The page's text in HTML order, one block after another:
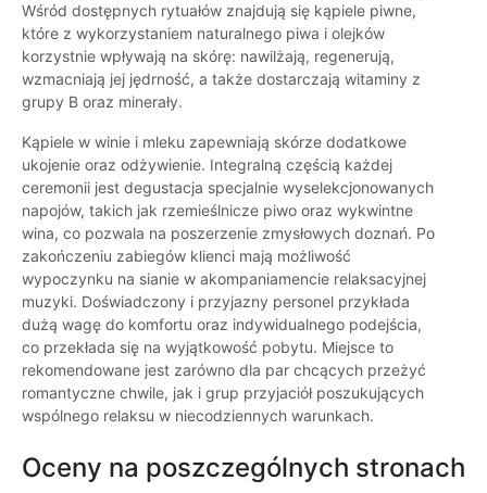
Wśród dostępnych rytuałów znajdują się kąpiele piwne,
które z wykorzystaniem naturalnego piwa i olejków
korzystnie wpływają na skórę: nawilżają, regenerują,
wzmacniają jej jędrność, a także dostarczają witaminy z
grupy B oraz minerały.
Kąpiele w winie i mleku zapewniają skórze dodatkowe
ukojenie oraz odżywienie. Integralną częścią każdej
ceremonii jest degustacja specjalnie wyselekcjonowanych
napojów, takich jak rzemieślnicze piwo oraz wykwintne
wina, co pozwala na poszerzenie zmysłowych doznań. Po
zakończeniu zabiegów klienci mają możliwość
wypoczynku na sianie w akompaniamencie relaksacyjnej
muzyki. Doświadczony i przyjazny personel przykłada
dużą wagę do komfortu oraz indywidualnego podejścia,
co przekłada się na wyjątkowość pobytu. Miejsce to
rekomendowane jest zarówno dla par chcących przeżyć
romantyczne chwile, jak i grup przyjaciół poszukujących
wspólnego relaksu w niecodziennych warunkach.
Oceny na poszczególnych stronach